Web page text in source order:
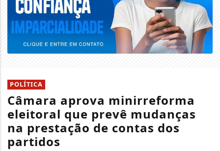
POLÍTICA
Câmara aprova minirreforma
eleitoral que prevê mudanças
na prestação de contas dos
partidos